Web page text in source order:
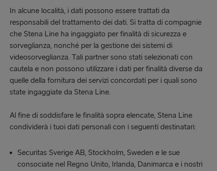
In alcune località, i dati possono essere trattati da
responsabili del trattamento dei dati. Si tratta di compagnie
che Stena Line ha ingaggiato per finalità di sicurezza e
sorveglianza, nonché per la gestione dei sistemi di
videosorveglianza. Tali partner sono stati selezionati con
cautela e non possono utilizzare i dati per finalità diverse da
quelle della fornitura dei servizi concordati per i quali sono
state ingaggiate da Stena Line.
Al fine di soddisfare le finalità sopra elencate, Stena Line
condividerà i tuoi dati personali con i seguenti destinatari:
Securitas Sverige AB, Stockholm, Sweden e le sue
consociate nel Regno Unito, Irlanda, Danimarca e i nostri